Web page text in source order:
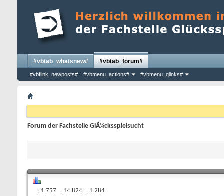
#vbtab_whatsnew# #vbtab_forum#
#vbflink_newposts# #vbmenu_actions# #vbmenu_qlinks#
Forum der Fachstelle GlÃ¼cksspielsucht
1.757 14.824 1.284